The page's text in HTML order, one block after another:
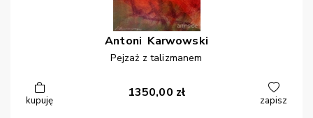
Antoni Karwowski
Pejzaż z talizmanem
kupuję
1350,00 zł
zapisz